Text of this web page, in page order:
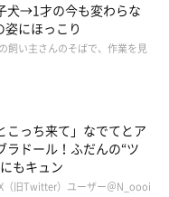
犬→1才の今も変わらな
姿にほっこり
飼い主さんのそばで、作業を見
こっち来て」なでてとア
ラドール！ふだんの“ツ
もキュン
（旧Twitter）ユーザー＠N_oooi